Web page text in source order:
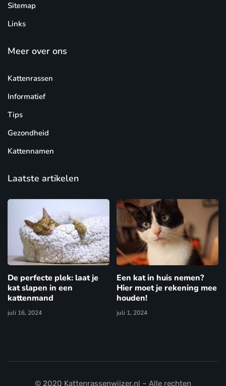
Sitemap
Links
Meer over ons
Kattenrassen
Informatief
Tips
Gezondheid
Kattennamen
Laatste artikelen
De perfecte plek: laat je
kat slapen in een
kattenmand
juli 16, 2024
Een kat in huis nemen?
Hier moet je rekening mee
houden!
juli 1, 2024
© 2020 Kattenrassenwijzer.nl – Alle rechten